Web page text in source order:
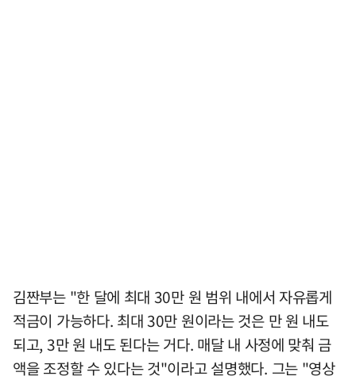
김짠부는 "한 달에 최대 30만 원 범위 내에서 자유롭게
적금이 가능하다. 최대 30만 원이라는 것은 만 원 내도
되고, 3만 원 내도 된다는 거다. 매달 내 사정에 맞춰 금
액을 조정할 수 있다는 것"이라고 설명했다. 그는 "영상